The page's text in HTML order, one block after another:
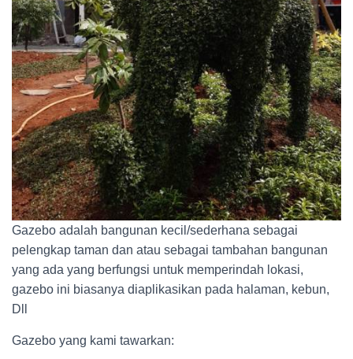
Gazebo adalah bangunan kecil/sederhana sebagai
pelengkap taman dan atau sebagai tambahan bangunan
yang ada yang berfungsi untuk memperindah lokasi,
gazebo ini biasanya diaplikasikan pada halaman, kebun,
Dll
Gazebo yang kami tawarkan: